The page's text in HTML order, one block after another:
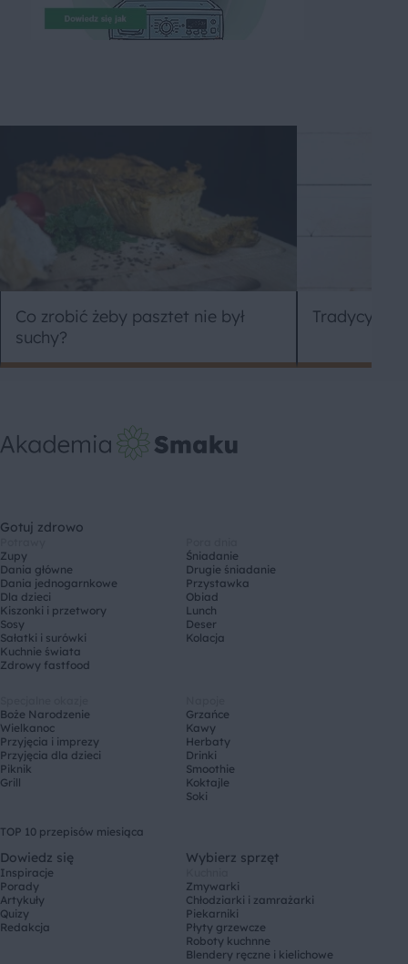
Co zrobić żeby pasztet nie był
suchy?
Tradycyjne
Gotuj zdrowo
Zupy
Dania główne
Dania jednogarnkowe
Dla dzieci
Kiszonki i przetwory
Sosy
Sałatki i surówki
Kuchnie świata
Zdrowy fastfood
Śniadanie
Drugie śniadanie
Przystawka
Obiad
Lunch
Deser
Kolacja
Boże Narodzenie
Wielkanoc
Przyjęcia i imprezy
Przyjęcia dla dzieci
Piknik
Grill
Grzańce
Kawy
Herbaty
Drinki
Smoothie
Koktajle
Soki
TOP 10 przepisów miesiąca
Dowiedz się
Inspiracje
Porady
Artykuły
Quizy
Redakcja
Wybierz sprzęt
Zmywarki
Chłodziarki i zamrażarki
Piekarniki
Płyty grzewcze
Roboty kuchnne
Blendery ręczne i kielichowe